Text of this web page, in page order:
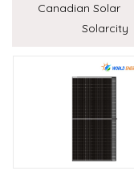
Canadian Solar
Solarcity